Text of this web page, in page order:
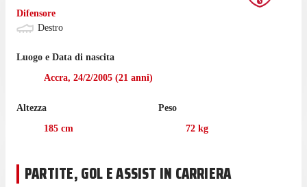
Difensore
Destro
Luogo e Data di nascita
Accra, 24/2/2005 (21 anni)
Altezza
185 cm
Peso
72 kg
PARTITE, GOL E ASSIST IN CARRIERA